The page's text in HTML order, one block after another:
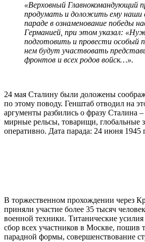
«Верховный Главнокомандующий
продумать и доложить ему наши
параде в ознаменование победы
Германией, при этом указал:
подготовить и провести особый
нем будут участвовать
фронтов и всех родов войск…».
24 мая Сталину были доложены
по этому поводу. Генштаб отводил на
аргументы разбились о фразу Сталина
мирные рельсы, товарищи, глобальные
оперативно. Дата парада: 24 июня 1945
В торжественном прохождении через
приняли участие более 35 тысяч
военной техники. Титанические
сбор всех участников в Москве, пошив
парадной формы, совершенствование